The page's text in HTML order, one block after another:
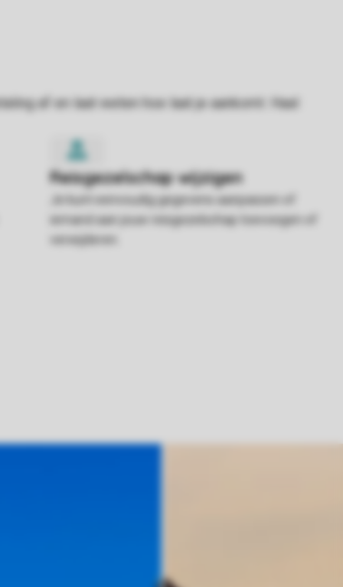
Je kunt eenvoudig gegevens aanpassen of
iemand aan jouw reisgezelschap toevoegen of
verwijderen.